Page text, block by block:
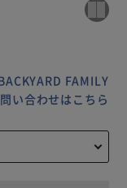
FAMILY
い合わせはこちら